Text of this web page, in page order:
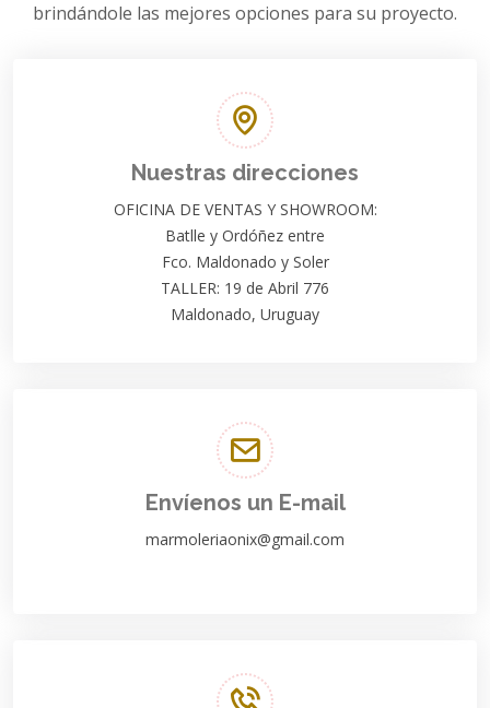
brindándole las mejores opciones para su proyecto.
Nuestras direcciones
OFICINA DE VENTAS Y SHOWROOM:
Batlle y Ordóñez entre
Fco. Maldonado y Soler
TALLER: 19 de Abril 776
Maldonado, Uruguay
Envíenos un E-mail
marmoleriaonix@gmail.com